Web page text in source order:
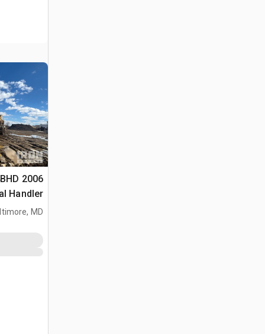
Handler
MD